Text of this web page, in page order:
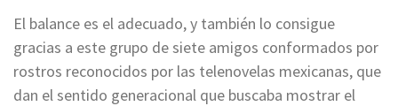
El balance es el adecuado, y también lo consigue
gracias a este grupo de siete amigos conformados por
rostros reconocidos por las telenovelas mexicanas, que
dan el sentido generacional que buscaba mostrar el